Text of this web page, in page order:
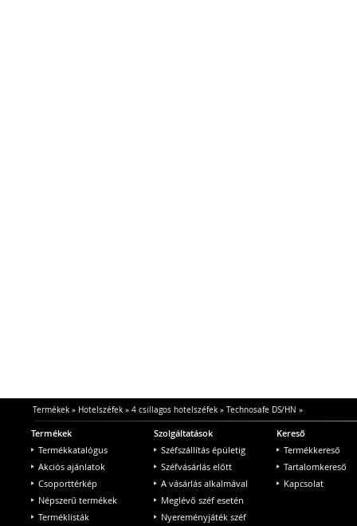
Termékek» Hotelszéfek» 4 csillagos hotelszéfek» Technosafe DS/HN »
Termékek
Termékkatalógus
Akciós ajánlatok
Csoporttérkép
Népszerű termékek
Terméklisták
Szolgáltatások
Széfszállítás épületig
Széfvásárlás előtt
A vásárlás alkalmával
Meglévő széf esetén
Nyereményjáték széf
Kereső
Termékkereső
Tartalomkereső
Kapcsolat